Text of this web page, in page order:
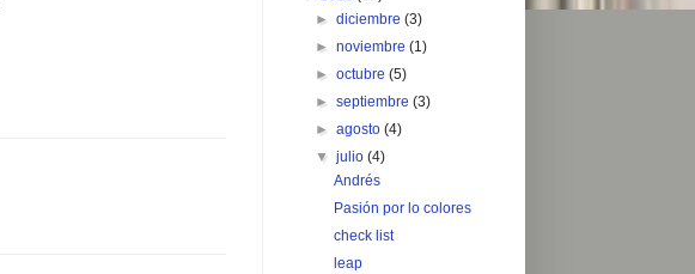
►diciembre(3)
►noviembre(1)
►octubre(5)
►septiembre(3)
►agosto(4)
▼julio(4)
Andrés
Pasión por lo colores
check list
leap